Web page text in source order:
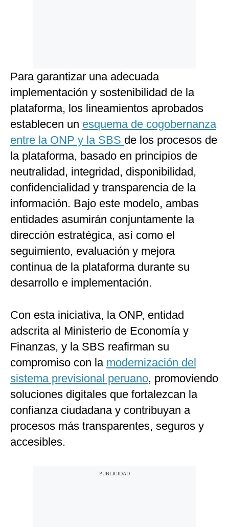
Para garantizar una adecuada
implementación y sostenibilidad de la
plataforma, los lineamientos aprobados
establecen un esquema de cogobernanza
entre la ONP y la SBS de los procesos de
la plataforma, basado en principios de
neutralidad, integridad, disponibilidad,
confidencialidad y transparencia de la
información. Bajo este modelo, ambas
entidades asumirán conjuntamente la
dirección estratégica, así como el
seguimiento, evaluación y mejora
continua de la plataforma durante su
desarrollo e implementación.
Con esta iniciativa, la ONP, entidad
adscrita al Ministerio de Economía y
Finanzas, y la SBS reafirman su
compromiso con la modernización del
sistema previsional peruano, promoviendo
soluciones digitales que fortalezcan la
confianza ciudadana y contribuyan a
procesos más transparentes, seguros y
accesibles.